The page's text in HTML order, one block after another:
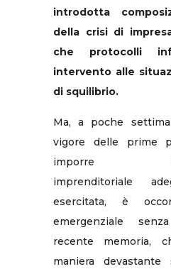
introdotta
della crisi di
che protocolli
intervento alle
di squilibrio.
Ma, a poche
vigore delle prime
imporre
imprenditoriale
esercitata, è
emergenziale
recente memoria,
maniera